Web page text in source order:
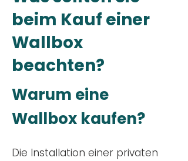
beim Kauf einer
Wallbox
beachten?
Warum eine
Wallbox kaufen?
Die Installation einer privaten